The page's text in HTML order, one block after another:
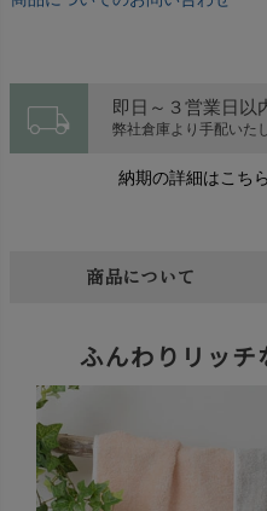
local_shipping 即日～３営業日以
弊社倉庫より手配いた
納期の詳細はこち
商品について
ふんわりリッチ